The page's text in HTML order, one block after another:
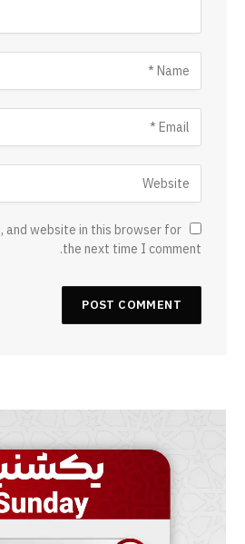
and website in this browser for
the next time I comment.